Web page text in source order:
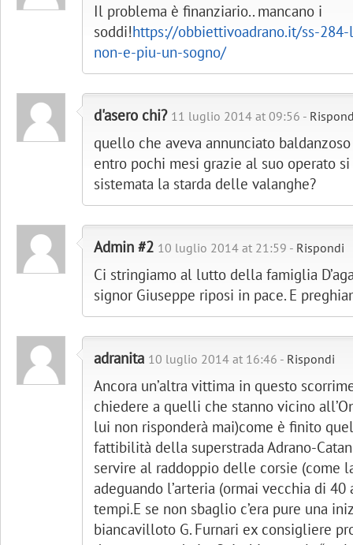
Il problema è finanziario.. mancano i
soddi!https://obbiettivoadrano.it/ss-
non-e-piu-un-sogno/
d'asero chi? 11 luglio 2014 at 09:56 -
quello che aveva annunciato
entro pochi mesi grazie al suo operato
sistemata la starda delle valanghe?
Admin #2 10 luglio 2014 at 21:59 - Rispondi
Ci stringiamo al lutto della famiglia
signor Giuseppe riposi in pace. E
adranita 10 luglio 2014 at 16:46 - Rispondi
Ancora un’altra vittima in questo
chiedere a quelli che stanno vicino
lui non risponderà mai)come è finito
fattibilità della superstrada Adrano-
servire al raddoppio delle corsie (come
adeguando l’arteria (ormai vecchia di 40
tempi.E se non sbaglio c’era pure una
biancavilloto G. Furnari ex consigliere